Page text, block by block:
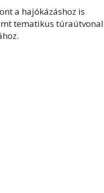
a hajókázáshoz is
tematikus túraútvonal